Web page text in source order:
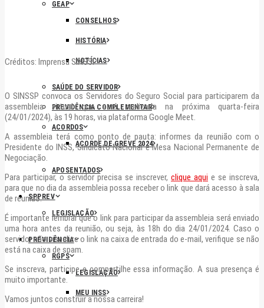
GEAP
CONSELHOS
HISTÓRIA
NOTÍCIAS
SAÚDE DO SERVIDOR
PREVIDÊNCIA COMPLEMENTAR
ACORDOS
ACORDE DE GREVE 2024
APOSENTADOS
SPPREV
LEGISLAÇÃO
PREVIDÊNCIA
RGPS
LEGISLAÇÃO
MEU INSS
Créditos: Imprensa SINSSP
O SINSSP convoca os Servidores do Seguro Social para participarem da
assembleia virtual que será realizada na próxima quarta-feira
(24/01/2024), às 19 horas, via plataforma Google Meet.
A assembleia terá como ponto de pauta: informes da reunião com o
Presidente do INSS, Sindicato Nacional e Mesa Nacional Permanente de
Negociação.
Para participar, o servidor precisa se inscrever, clique aqui e se inscreva,
para que no dia da assembleia possa receber o link que dará acesso à sala
de reunião.
É importante lembrar que o link para participar da assembleia será enviado
uma hora antes da reunião, ou seja, às 18h do dia 24/01/2024. Caso o
servidor não visualize o link na caixa de entrada do e-mail, verifique se não
está na caixa de spam.
Se inscreva, participe e compartilhe essa informação. A sua presença é
muito importante.
Vamos juntos construir a nossa carreira!